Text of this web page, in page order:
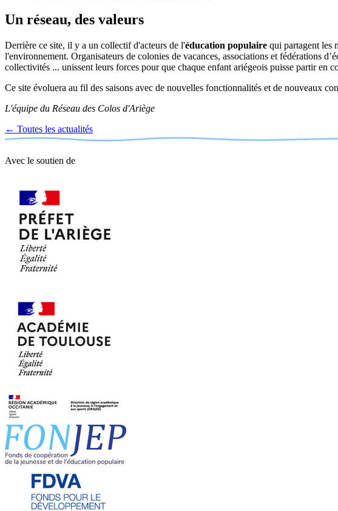
Un réseau, des valeurs
Derrière ce site, il y a un collectif d'acteurs de l'éducation populaire qui partagent les
l'environnement. Organisateurs de colonies de vacances, associations et fédérations d’
collectivités ... unissent leurs forces pour que chaque enfant ariégeois puisse partir en
Ce site évoluera au fil des saisons avec de nouvelles fonctionnalités et de nouveaux
L'équipe du Réseau des Colos d'Ariège
← Toutes les actualités
Avec le soutien de